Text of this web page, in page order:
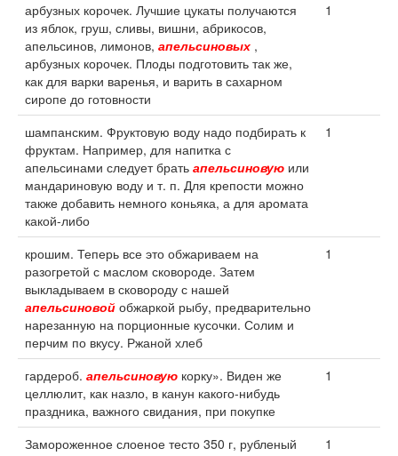
арбузных корочек. Лучшие цукаты получаются
из яблок, груш, сливы, вишни, абрикосов,
апельсинов, лимонов, апельсиновых ,
арбузных корочек. Плоды подготовить так же,
как для варки варенья, и варить в сахарном
сиропе до готовности
1
шампанским. Фруктовую воду надо подбирать к
фруктам. Например, для напитка с
апельсинами следует брать апельсиновую или
мандариновую воду и т. п. Для крепости можно
также добавить немного коньяка, а для аромата
какой-либо
1
крошим. Теперь все это обжариваем на
разогретой с маслом сковороде. Затем
выкладываем в сковороду с нашей
апельсиновой обжаркой рыбу, предварительно
нарезанную на порционные кусочки. Солим и
перчим по вкусу. Ржаной хлеб
1
гардероб. апельсиновую корку». Виден же
целлюлит, как назло, в канун какого-нибудь
праздника, важного свидания, при покупке
1
Замороженное слоеное тесто 350 г, рубленый
1